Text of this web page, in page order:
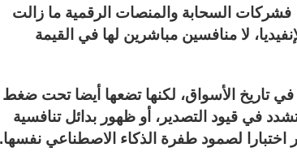
فشركات السحابة والمنصات الرقمية ما زالت
لا منافسين مباشرين لها في القيمة
تاريخ الأسواق، لكنها تضعها أيضا تحت ضغط
في قيود التصدير، أو ظهور بدائل تنافسية